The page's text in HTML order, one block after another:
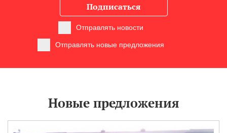
Подписаться
Отправлять новости
Отправлять новые предложения
Новые предложения